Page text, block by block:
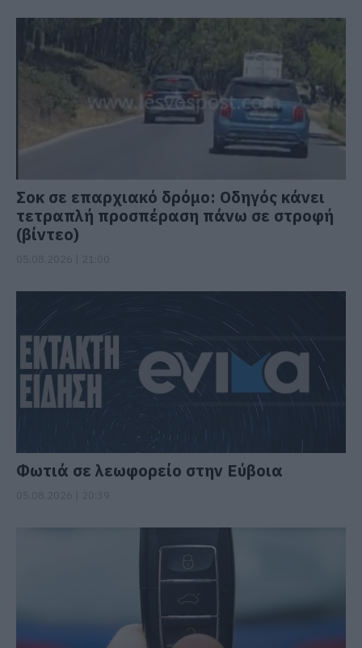
Σοκ σε επαρχιακό δρόμο: Οδηγός κάνει
τετραπλή προσπέραση πάνω σε στροφή
(βίντεο)
Φωτιά σε λεωφορείο στην Εύβοια